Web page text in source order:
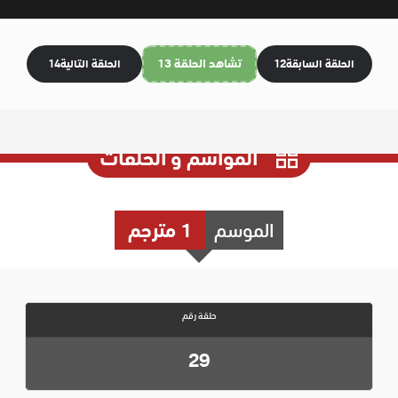
الحلقة السابقة12 تشاهد الحلقة 13 الحلقة التالية14
المواسم و الحلقات
الموسم 1 مترجم
حلقة رقم
29